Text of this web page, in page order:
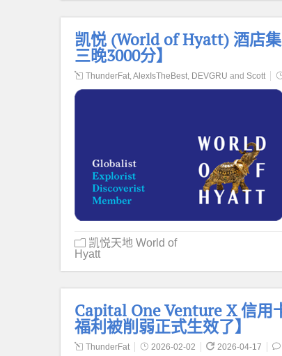
凯悦 (World of Hyatt) 酒店
三晚3000分】
ThunderFat,AlexIsTheBest, DEVGRU and Scott
凯悦天地 World of
Hyatt
Capital One Venture X 信用
福利被削弱正式生效了】
ThunderFat 2026-02-02 2026-04-17